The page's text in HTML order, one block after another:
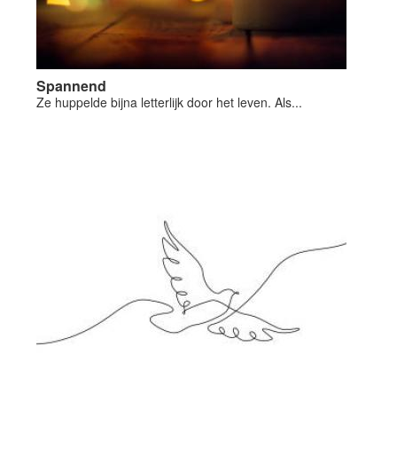
Spannend
Ze huppelde bijna letterlijk door het leven. Als...